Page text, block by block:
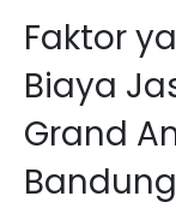
Faktor
Biaya
Grand